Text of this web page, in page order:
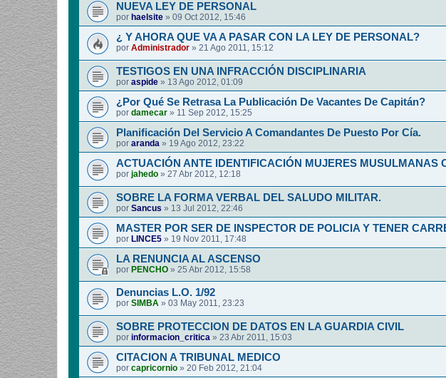
NUEVA LEY DE PERSONAL
por haelsite » 09 Oct 2012, 15:46
¿ Y AHORA QUE VA A PASAR CON LA LEY DE PERSONAL?
por Administrador » 21 Ago 2011, 15:12
TESTIGOS EN UNA INFRACCIÓN DISCIPLINARIA
por aspide » 13 Ago 2012, 01:09
¿Por Qué Se Retrasa La Publicación De Vacantes De Capitán?
por damecar » 11 Sep 2012, 15:25
Planificación Del Servicio A Comandantes De Puesto Por Cía.
por aranda » 19 Ago 2012, 23:22
ACTUACIÓN ANTE IDENTIFICACIÓN MUJERES MUSULMANAS
por jahedo » 27 Abr 2012, 12:18
SOBRE LA FORMA VERBAL DEL SALUDO MILITAR.
por Sancus » 13 Jul 2012, 22:46
MASTER POR SER DE INSPECTOR DE POLICIA Y TENER
por LINCE5 » 19 Nov 2011, 17:48
LA RENUNCIA AL ASCENSO
por PENCHO » 25 Abr 2012, 15:58
Denuncias L.O. 1/92
por SIMBA » 03 May 2011, 23:23
SOBRE PROTECCION DE DATOS EN LA GUARDIA CIVIL
por informacion_critica » 23 Abr 2011, 15:03
CITACION A TRIBUNAL MEDICO
por capricornio » 20 Feb 2012, 21:04